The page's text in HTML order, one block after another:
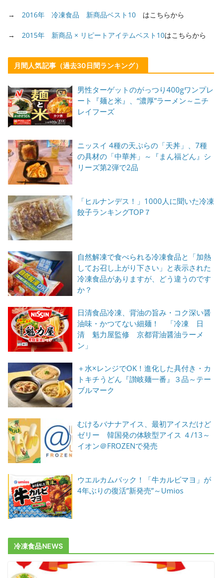
→ 2016年 冷凍食品 新商品ベスト10 はこちらから
→ 2015年 新商品 × リピートアイテムベスト10はこちらから
月間人気記事（過去30日間ランキング）
男性ターゲットのがっつり400gワンプレ
ート『麺と米』、“濃厚”ラーメン～ニチ
レイフーズ
ニッスイ 4種の天ぷらの「天丼」、7種
の具材の「中華丼」～『まん福どん』シ
リーズ第2弾で2品
「ヒルナンデス！」1000人に聞いた冷凍
餃子ランキングTOP７
自然解凍で食べられる冷凍食品と「加熱
してお召し上がり下さい」と表示された
冷凍食品がありますが、どう違うのです
か？
日清食品冷凍、背油の旨み・コク深い醤
油味・かつてない細麺！ 「冷凍 日
清 魁力屋監修 京都背油醤油ラーメ
ン」
＋水×レンジでOK！進化した具付き・カ
トキチうどん『讃岐麺一番』３品～テー
ブルマーク
むけるバナナアイス、最初アイスだけど
ゼリー 韓国発の体験型アイス ４/13～
イオン＠FROZENで発売
ウエルカムバック！「牛カルビマヨ」が
4年ぶりの復活”新発売”～Umios
冷凍食品NEWS